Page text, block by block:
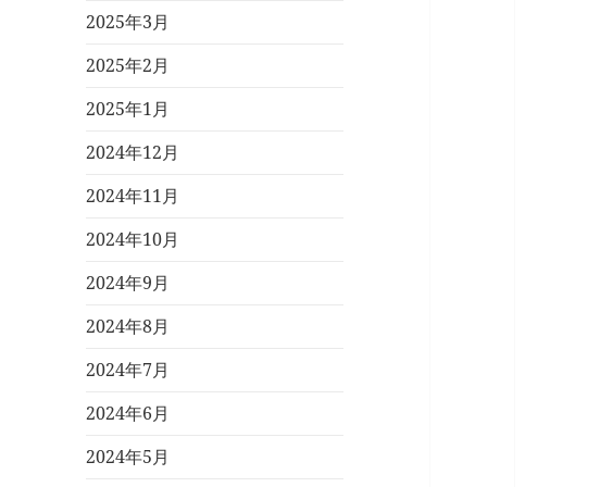
2025年3月
2025年2月
2025年1月
2024年12月
2024年11月
2024年10月
2024年9月
2024年8月
2024年7月
2024年6月
2024年5月